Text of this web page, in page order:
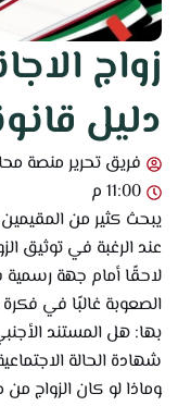
زواج
دليل
فريق تحرير منصة
11:00 م
يبحث كثير من المقيمين
عند الرغبة في توثيق
لاحقًا أمام جهة رسمية
الصعوبة غالبًا في
بها: هل المستند
شهادة الحالة
وماذا لو كان الزواج من